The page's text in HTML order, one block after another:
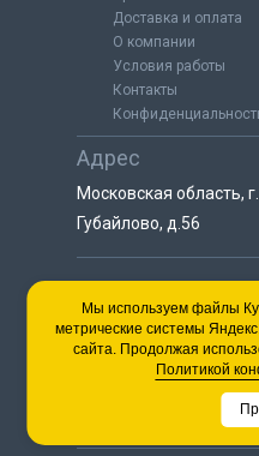
Доставка и оплата
О компании
Условия работы
Контакты
Адрес
Московская область,
Губайлово, д.56
8 (925)
пн-сб с
8 (495)
пн-сб с
Мы используем файлы
метрические системы
сайта. Продолжая
Политикой